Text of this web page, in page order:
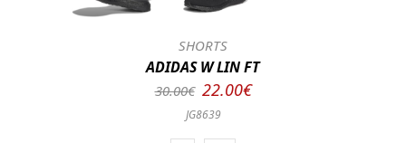
SHORTS
ADIDAS W LIN FT
30.00€ 22.00€
JG8639